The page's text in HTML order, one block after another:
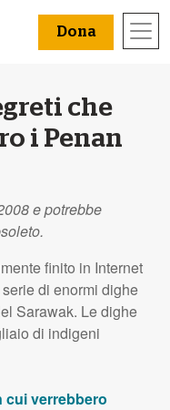
Dona
che
i Penan
e potrebbe
finito in Internet
di enormi dighe
Sarawak. Le dighe
di indigeni
cui verrebbero